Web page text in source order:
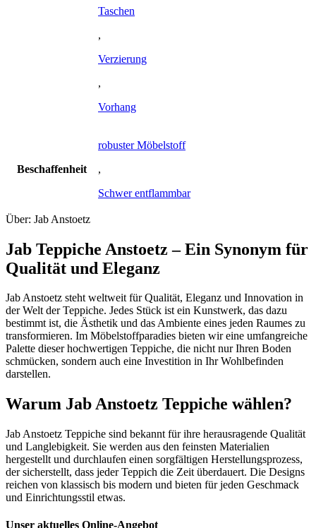
Taschen
,
Verzierung
,
Vorhang
Beschaffenheit
robuster Möbelstoff
,
Schwer entflammbar
Über: Jab Anstoetz
Jab Teppiche Anstoetz – Ein Synonym für
Qualität und Eleganz
Jab Anstoetz steht weltweit für Qualität, Eleganz und Innovation in
der Welt der Teppiche. Jedes Stück ist ein Kunstwerk, das dazu
bestimmt ist, die Ästhetik und das Ambiente eines jeden Raumes zu
transformieren. Im Möbelstoffparadies bieten wir eine umfangreiche
Palette dieser hochwertigen Teppiche, die nicht nur Ihren Boden
schmücken, sondern auch eine Investition in Ihr Wohlbefinden
darstellen.
Warum Jab Anstoetz Teppiche wählen?
Jab Anstoetz Teppiche sind bekannt für ihre herausragende Qualität
und Langlebigkeit. Sie werden aus den feinsten Materialien
hergestellt und durchlaufen einen sorgfältigen Herstellungsprozess,
der sicherstellt, dass jeder Teppich die Zeit überdauert. Die Designs
reichen von klassisch bis modern und bieten für jeden Geschmack
und Einrichtungsstil etwas.
Unser aktuelles Online-Angebot